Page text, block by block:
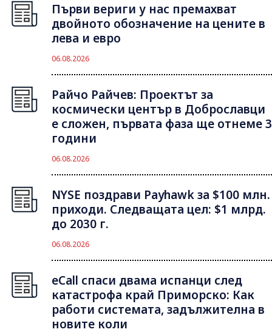
Първи вериги у нас премахват
двойното обозначение на цените в
лева и евро
06.08.2026
Райчо Райчев: Проектът за
космически център в Доброславци
е сложен, първата фаза ще отнеме 3
години
06.08.2026
NYSE поздрави Payhawk за $100 млн.
приходи. Следващата цел: $1 млрд.
до 2030 г.
06.08.2026
eCall спаси двама испанци след
катастрофа край Приморско: Как
работи системата, задължителна в
новите коли